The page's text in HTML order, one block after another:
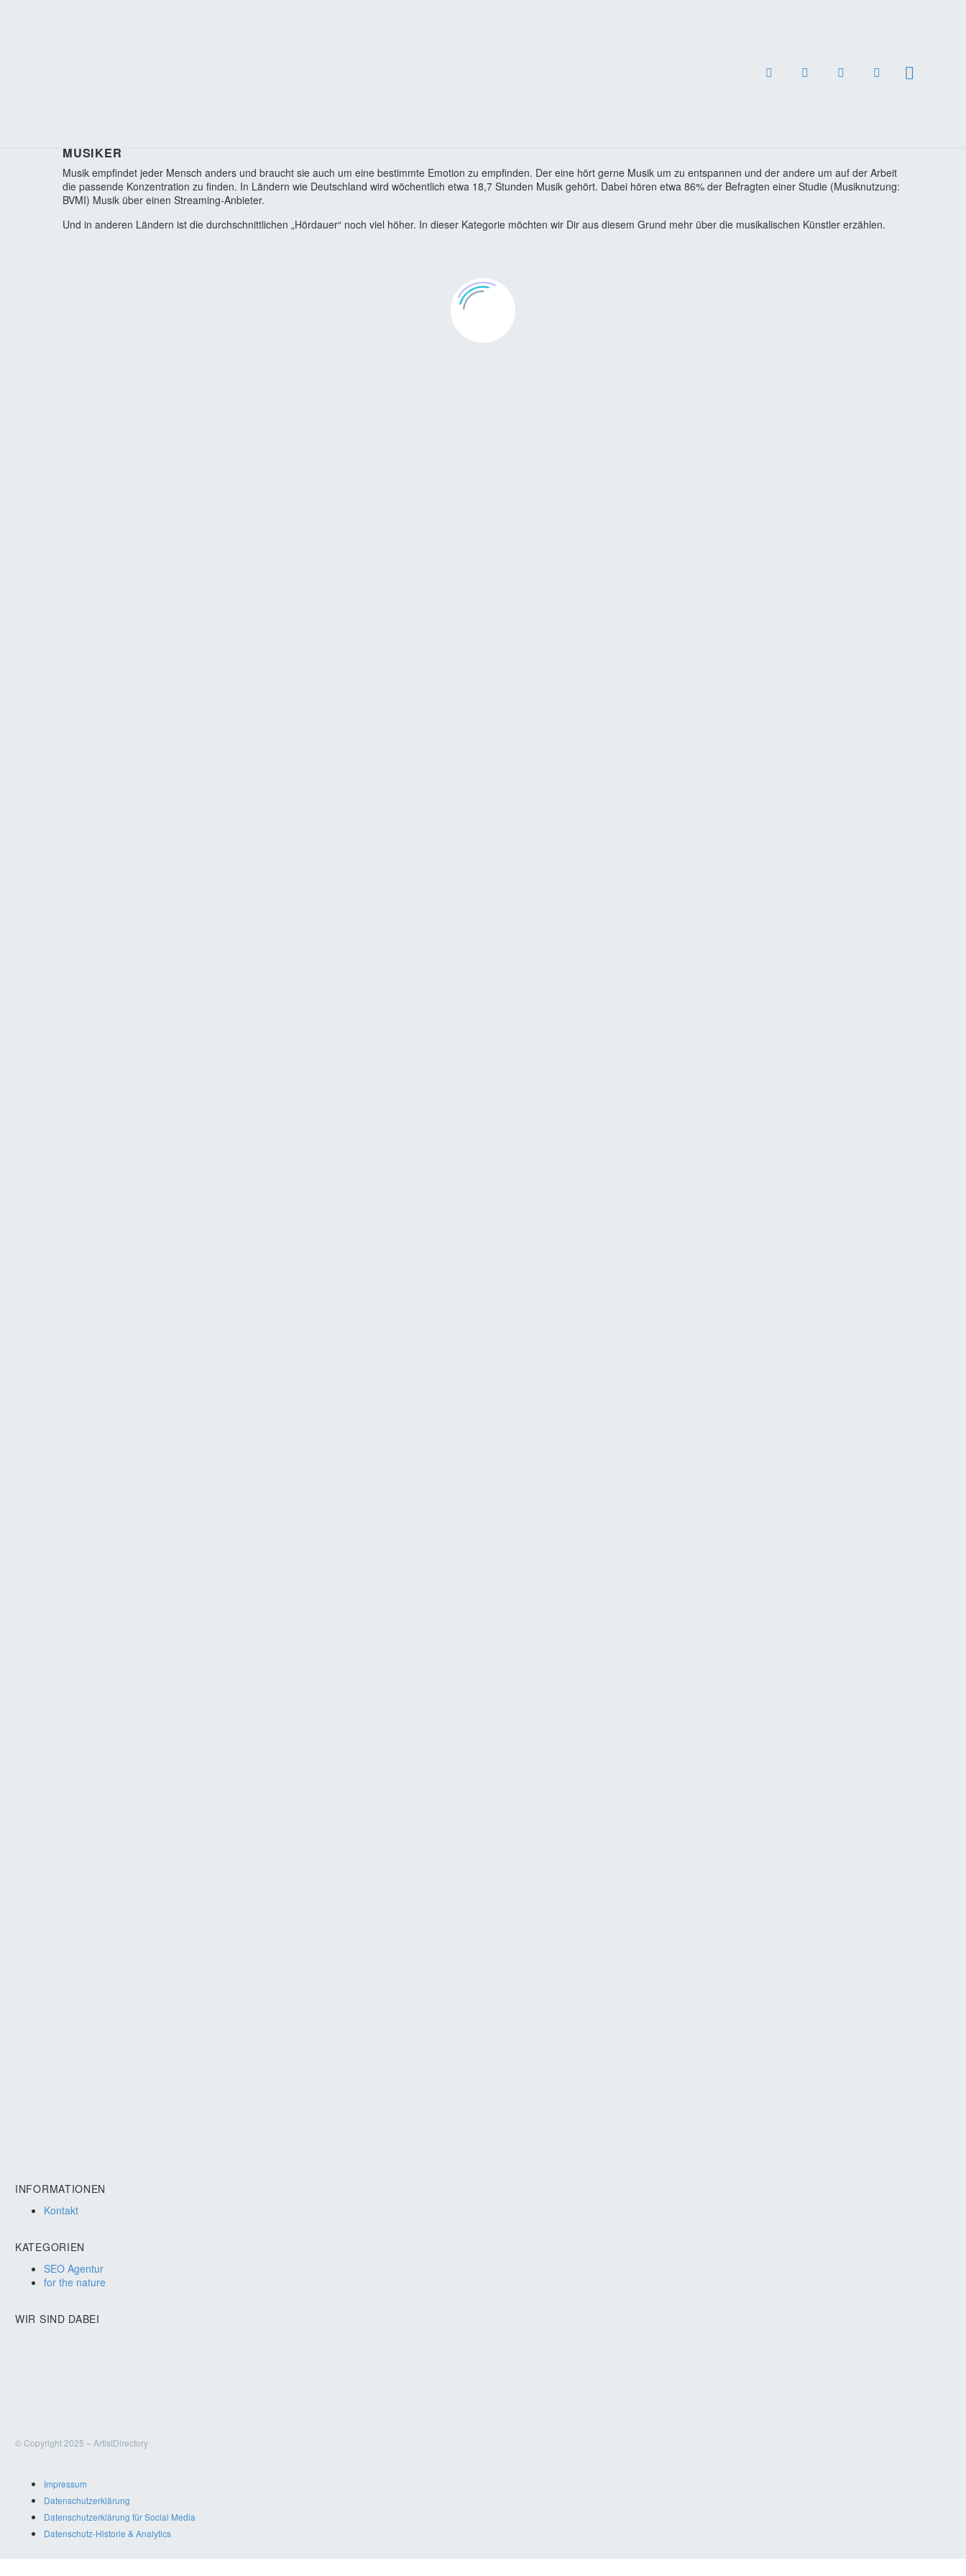
MUSIKER
Musik empfindet jeder Mensch anders und braucht sie auch um eine bestimmte Emotion zu empfinden. Der eine hört gerne Musik um zu entspannen und der andere um auf der Arbeit
die passende Konzentration zu finden. In Ländern wie Deutschland wird wöchentlich etwa 18,7 Stunden Musik gehört. Dabei hören etwa 86% der Befragten einer Studie (Musiknutzung:
BVMI) Musik über einen Streaming-Anbieter.
Und in anderen Ländern ist die durchschnittlichen „Hördauer“ noch viel höher. In dieser Kategorie möchten wir Dir aus diesem Grund mehr über die musikalischen Künstler erzählen.
INFORMATIONEN
Kontakt
KATEGORIEN
SEO Agentur
for the nature
WIR SIND DABEI
© Copyright 2025 – ArtistDirectory
Impressum
Datenschutzerklärung
Datenschutzerklärung für Social Media
Datenschutz-Historie & Analytics